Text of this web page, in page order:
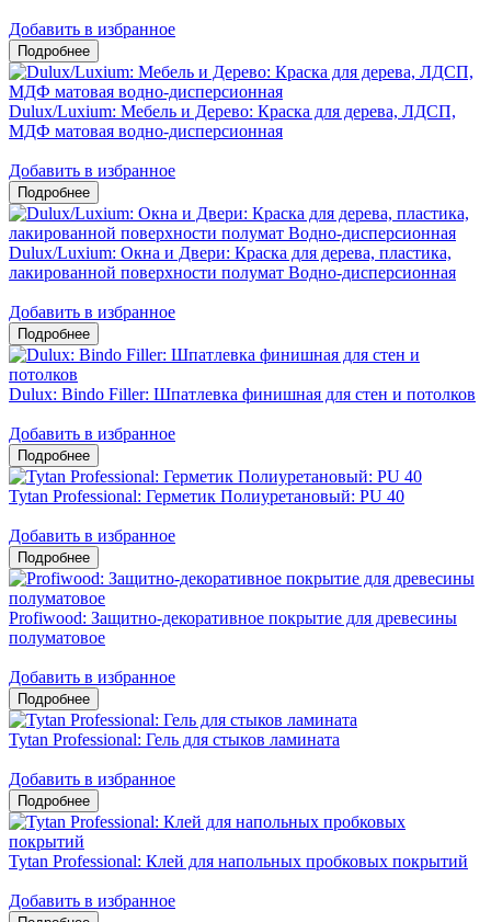
Добавить в избранное
Dulux/Luxium: Мебель и Дерево: Краска для дерева, ЛДСП,
МДФ матовая водно-дисперсионная
Добавить в избранное
Dulux/Luxium: Окна и Двери: Краска для дерева, пластика,
лакированной поверхности полумат Водно-дисперсионная
Добавить в избранное
Dulux: Bindo Filler: Шпатлевка финишная для стен и потолков
Добавить в избранное
Tytan Professional: Герметик Полиуретановый: PU 40
Добавить в избранное
Profiwood: Защитно-декоративное покрытие для древесины
полуматовое
Добавить в избранное
Tytan Professional: Гель для стыков ламината
Добавить в избранное
Tytan Professional: Клей для напольных пробковых покрытий
Добавить в избранное